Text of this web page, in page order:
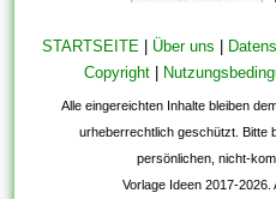
STARTSEITE | Über uns |
Copyright|
Alle eingereichten Inhalte bleiben
urheberrechtlich geschützt. Bitte
persönlichen, nicht-
Vorlage Ideen 2017-2026.